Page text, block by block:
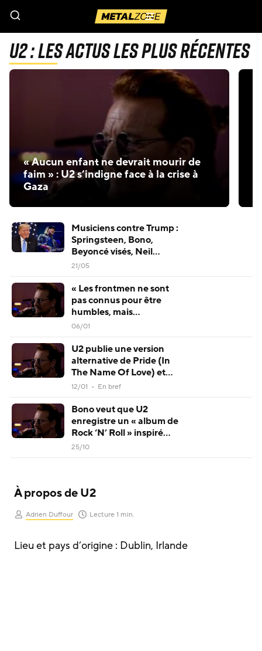
Menu
Adrien Duffour Lecture 1 min.
À propos de U2
Lieu et pays d’origine : Dublin, Irlande
U2 : Les actus les plus récentes
« Aucun enfant ne devrait mourir de
faim » : U2 s’indigne face à la crise à
Gaza
Musiciens contre Trump :
Springsteen, Bono,
Beyoncé visés, Neil
Young contre-attaque
21/05
« Les frontmen ne sont
pas connus pour être
humbles, mais
aujourd’hui, je l’étais » :
reçoit la Médaille de la
Liberté des mains de Joe
Biden
06/01
U2 publie une version
alternative de Pride (In
The Name Of Love) et
annonce un nouvel
12/01 • En bref
Bono veut que U2
enregistre un « album de
Rock ‘N’ Roll » inspiré
d’AC/DC
25/10